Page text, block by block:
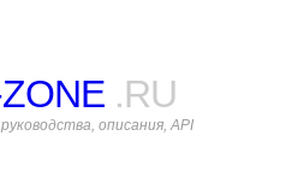
.RU
описания, API